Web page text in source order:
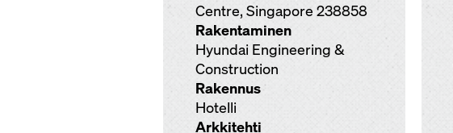
Centre, Singapore 238858
Rakentaminen
Hyundai Engineering &
Construction
Rakennus
Hotelli
Arkkitehti